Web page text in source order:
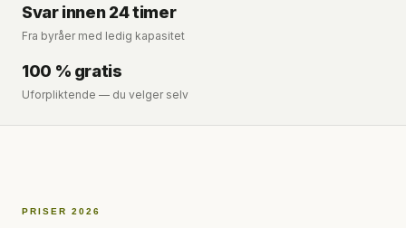
Svar innen 24 timer
Fra byråer med ledig kapasitet
100 % gratis
Uforpliktende — du velger selv
PRISER 2026